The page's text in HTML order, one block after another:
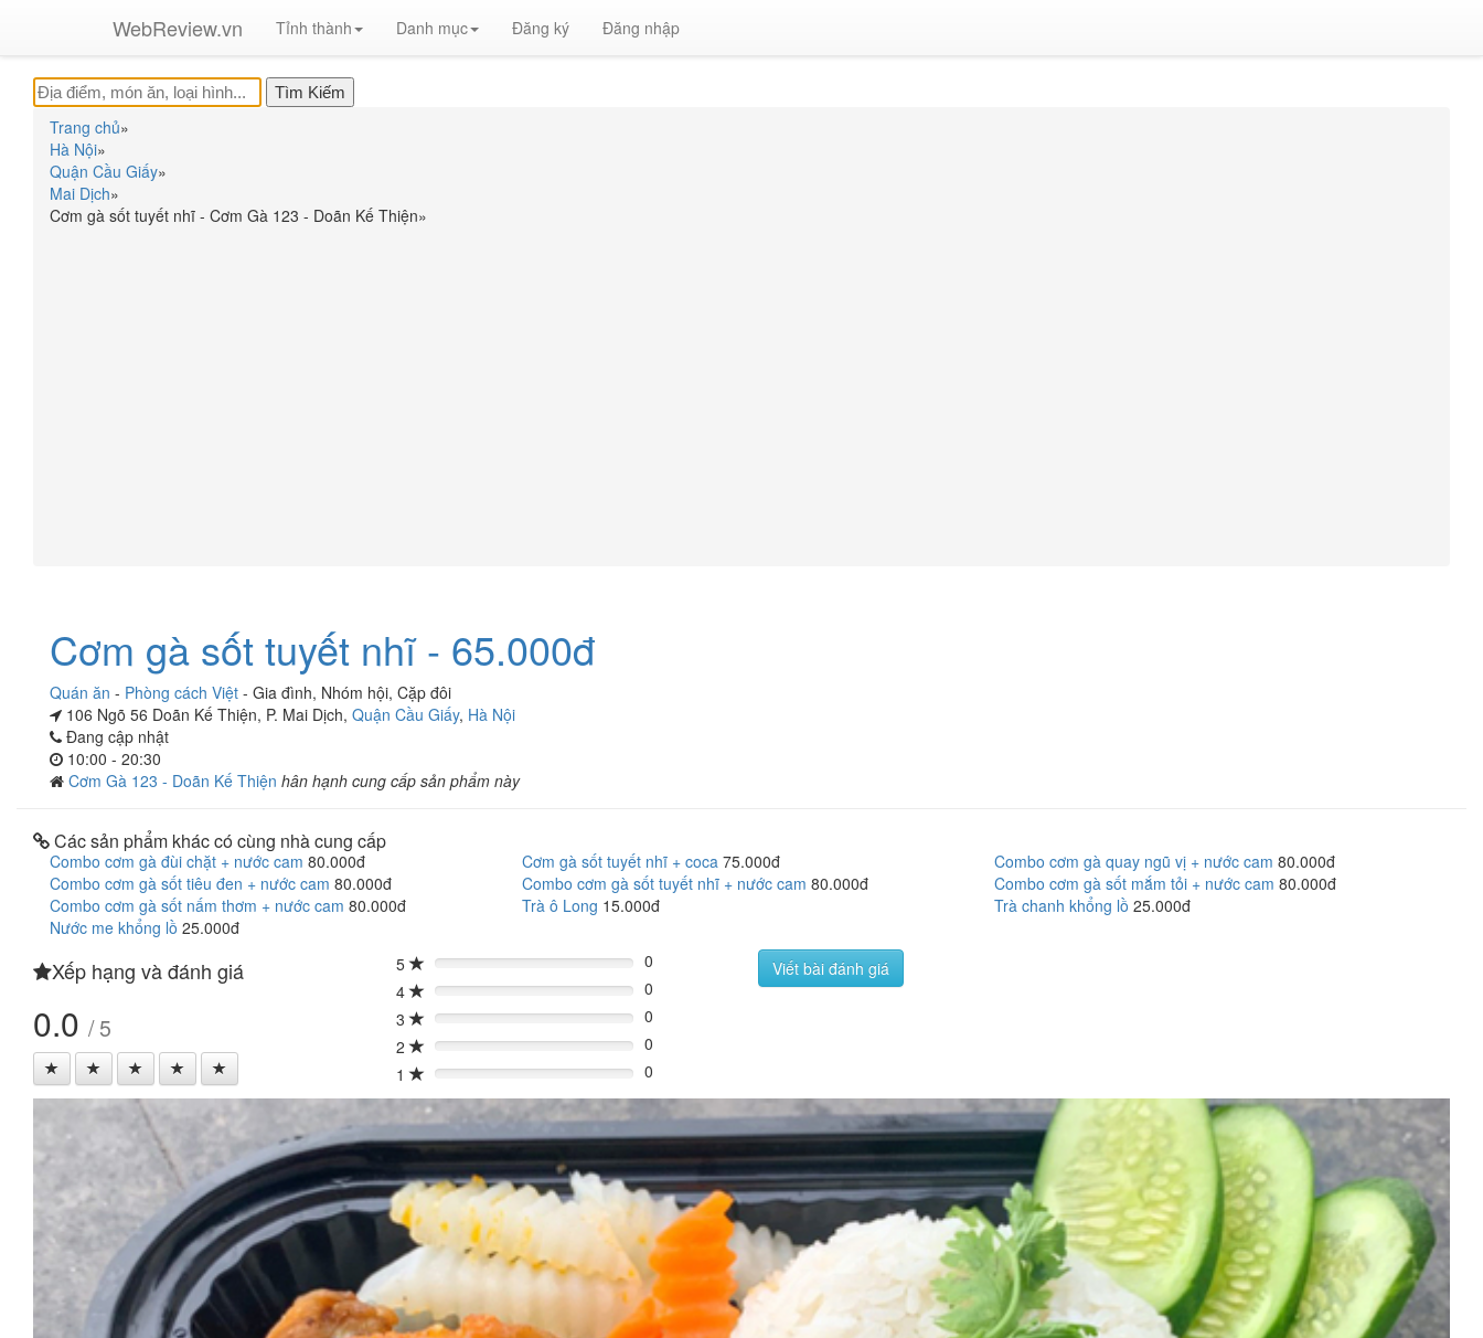
WebReview.vn Tỉnh thành Danh mục Đăng ký Đăng nhập
Trang chủ»
Hà Nội»
Quận Cầu Giấy»
Mai Dịch»
Cơm gà sốt tuyết nhĩ - Cơm Gà 123 - Doãn Kế Thiện»
Cơm gà sốt tuyết nhĩ - 65.000đ
Quán ăn - Phòng cách Việt - Gia đình, Nhóm hội, Cặp đôi
106 Ngõ 56 Doãn Kế Thiện, P. Mai Dịch, Quận Cầu Giấy, Hà Nội
Đang cập nhật
10:00 - 20:30
Cơm Gà 123 - Doãn Kế Thiện hân hạnh cung cấp sản phẩm này
Các sản phẩm khác có cùng nhà cung cấp
Combo cơm gà đùi chặt + nước cam 80.000đ Cơm gà sốt tuyết nhĩ + coca 75.000đ Combo cơm gà quay ngũ vị + nước cam 80.000đ
Combo cơm gà sốt tiêu đen + nước cam 80.000đ Combo cơm gà sốt tuyết nhĩ + nước cam 80.000đ Combo cơm gà sốt mắm tỏi + nước cam 80.000đ
Combo cơm gà sốt nấm thơm + nước cam 80.000đ Trà ô Long 15.000đ Trà chanh khổng lồ 25.000đ
Nước me khổng lồ 25.000đ
Xếp hạng và đánh giá
0.0 / 5
5 0%
0
4
0%
0
3
0%
0
2
0%
0
1
0% 0
Viết bài đánh giá